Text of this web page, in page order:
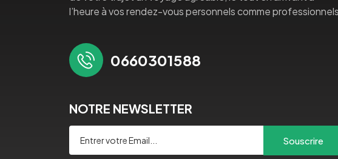
l’heure à vos rendez-vous personnels comme
0660301588
NOTRE NEWSLETTER
Souscrire